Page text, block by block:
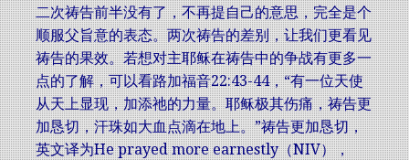
二次祷告前半没有了，不再提自己的意思，完全是个
顺服父旨意的表态。两次祷告的差别，让我们更看见
祷告的果效。若想对主耶稣在祷告中的争战有更多一
点的了解，可以看路加福音22:43-44，“有一位天使
从天上显现，加添祂的力量。耶稣极其伤痛，祷告更
加恳切，汗珠如大血点滴在地上。”祷告更加恳切，
英文译为He prayed more earnestly（NIV），